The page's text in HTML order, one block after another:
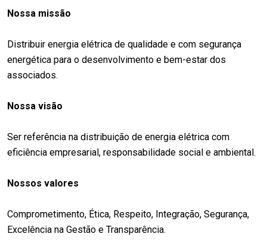
Nossa missão
Distribuir energia elétrica de qualidade e com segurança
energética para o desenvolvimento e bem-estar dos
associados.
Nossa visão
Ser referência na distribuição de energia elétrica com
eficiência empresarial, responsabilidade social e ambiental.
Nossos valores
Comprometimento, Ética, Respeito, Integração, Segurança,
Excelência na Gestão e Transparência.